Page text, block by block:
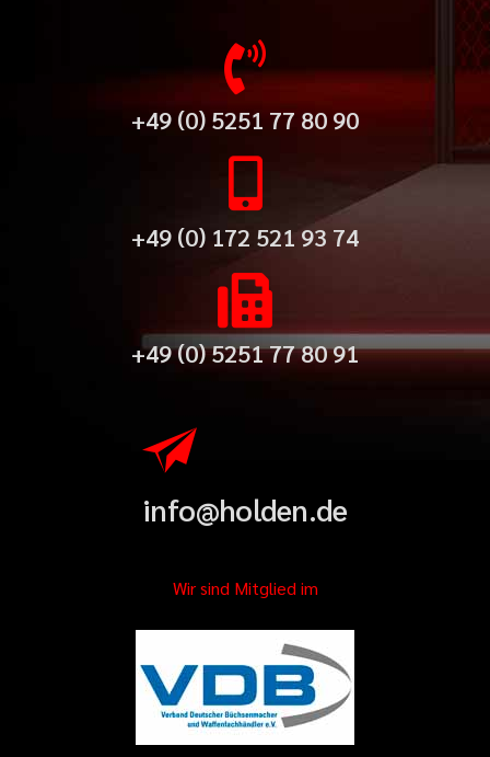
+49 (0) 5251 77 80 90
+49 (0) 172 521 93 74
+49 (0) 5251 77 80 91
info@holden.de
Wir sind Mitglied im